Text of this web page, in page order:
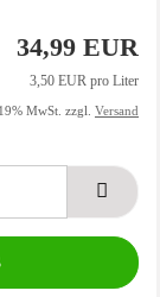
34,99 EUR
3,50 EUR pro Liter
MwSt. zzgl. Versand